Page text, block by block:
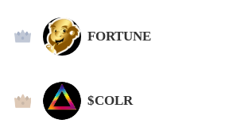
2 FORTUNE
3 $COLR